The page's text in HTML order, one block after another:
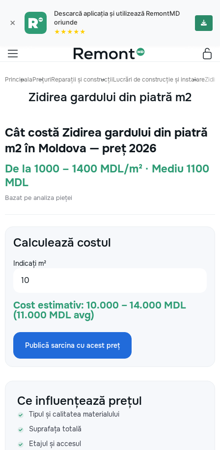
×
Descarcă aplicația și utilizează RemontMD
oriunde
★★★★★
PrincipalaPrețuriReparații și construcțiiLucrări de construcție și instalare
Zidirea gardului din piatră m2
Cât costă Zidirea gardului din piatră
m2 în Moldova — preț 2026
De la 1000 – 1400 MDL/m² · Mediu 1100
MDL
Bazat pe analiza pieței
Calculează costul
Indicați m²
Cost estimativ: 10.000 – 14.000 MDL
(11.000 MDL avg)
Publică sarcina cu acest preț
Ce influențează prețul
Tipul și calitatea materialului
Suprafața totală
Etajul și accesul